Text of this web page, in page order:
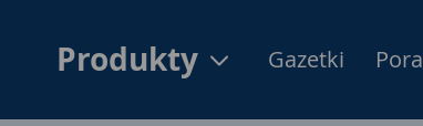
Produkty Gazetki